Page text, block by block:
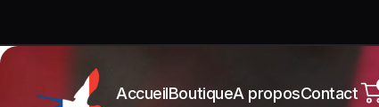
AccueilBoutiqueA proposContact